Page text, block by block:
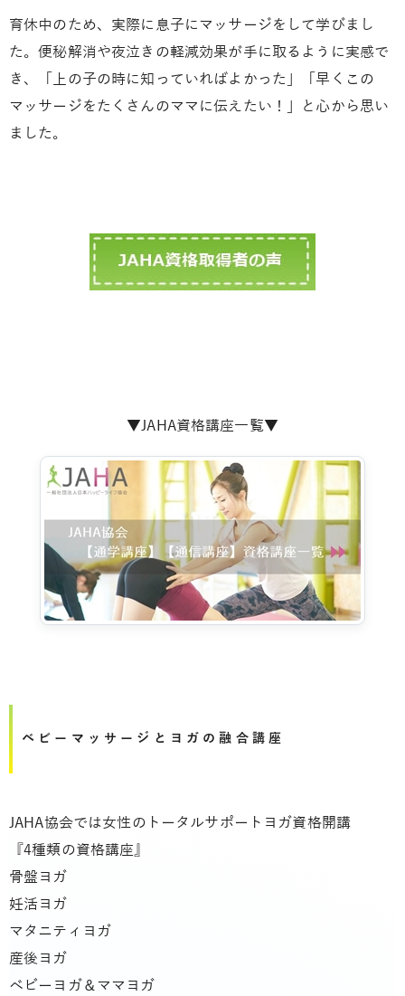
育休中のため、実際に息子にマッサージをして学びまし
た。便秘解消や夜泣きの軽減効果が手に取るように実感で
き、「上の子の時に知っていればよかった」「早くこの
マッサージをたくさんのママに伝えたい！」と心から思い
ました。
▼JAHA資格講座一覧▼
ベビーマッサージとヨガの融合講座
JAHA協会では女性のトータルサポートヨガ資格開講
『4種類の資格講座』
骨盤ヨガ
妊活ヨガ
マタニティヨガ
産後ヨガ
ベビーヨガ＆ママヨガ